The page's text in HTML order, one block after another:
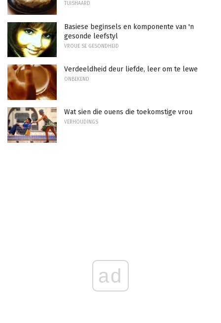
TUISHAARD
Basiese beginsels en komponente van 'n
gesonde leefstyl
VROUE SE GESONDHEID
Verdeeldheid deur liefde, leer om te lewe
ONBEKEND
Wat sien die ouens die toekomstige vrou
VERHOUDINGS
ad